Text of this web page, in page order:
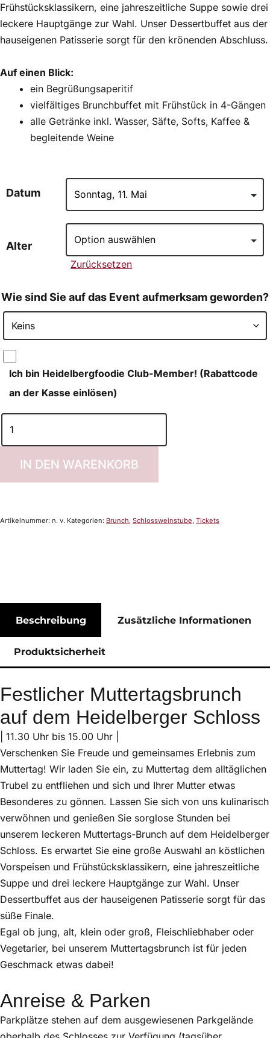
Frühstücksklassikern, eine jahreszeitliche Suppe sowie drei
leckere Hauptgänge zur Wahl. Unser Dessertbuffet aus der
hauseigenen Patisserie sorgt für den krönenden Abschluss.
Auf einen Blick:
ein Begrüßungsaperitif
vielfältiges Brunchbuffet mit Frühstück in 4-Gängen
alle Getränke inkl. Wasser, Säfte, Softs, Kaffee &
begleitende Weine
Datum
Alter
Zurücksetzen
Wie sind Sie auf das Event aufmerksam geworden?
Ich bin Heidelbergfoodie Club-Member! (Rabattcode
an der Kasse einlösen)
IN DEN WARENKORB
Artikelnummer: n. v. Kategorien: Brunch Schlossweinstube Tickets
Beschreibung Zusätzliche Informationen
Produktsicherheit
Festlicher Muttertagsbrunch
auf dem Heidelberger Schloss
| 11.30 Uhr bis 15.00 Uhr |
Verschenken Sie Freude und gemeinsames Erlebnis zum
Muttertag! Wir laden Sie ein, zu Muttertag dem alltäglichen
Trubel zu entfliehen und sich und Ihrer Mutter etwas
Besonderes zu gönnen. Lassen Sie sich von uns kulinarisch
verwöhnen und genießen Sie sorglose Stunden bei
unserem leckeren Muttertags-Brunch auf dem Heidelberger
Schloss. Es erwartet Sie eine große Auswahl an köstlichen
Vorspeisen und Frühstücksklassikern, eine jahreszeitliche
Suppe und drei leckere Hauptgänge zur Wahl. Unser
Dessertbuffet aus der hauseigenen Patisserie sorgt für das
süße Finale.
Egal ob jung, alt, klein oder groß, Fleischliebhaber oder
Vegetarier, bei unserem Muttertagsbrunch ist für jeden
Geschmack etwas dabei!
Anreise & Parken
Parkplätze stehen auf dem ausgewiesenen Parkgelände